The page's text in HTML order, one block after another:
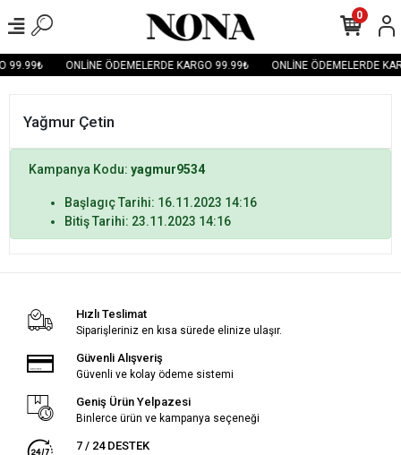
99.99₺ ONLİNE ÖDEMELERDE KARGO 99.99₺ ONLİNE ÖDEMELERDE
0
Yağmur Çetin
Kampanya Kodu: yagmur9534
Başlagıç Tarihi: 16.11.2023 14:16
Bitiş Tarihi: 23.11.2023 14:16
Hızlı Teslimat
Siparişleriniz en kısa sürede elinize ulaşır.
Güvenli Alışveriş
Güvenli ve kolay ödeme sistemi
Geniş Ürün Yelpazesi
Binlerce ürün ve kampanya seçeneği
7 / 24 DESTEK